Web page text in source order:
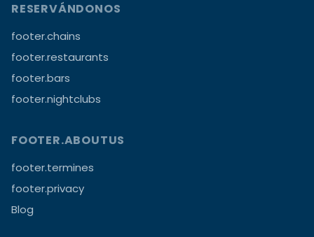
RESERVÁNDONOS
footer.chains
footer.restaurants
footer.bars
footer.nightclubs
FOOTER.ABOUTUS
footer.termines
footer.privacy
Blog